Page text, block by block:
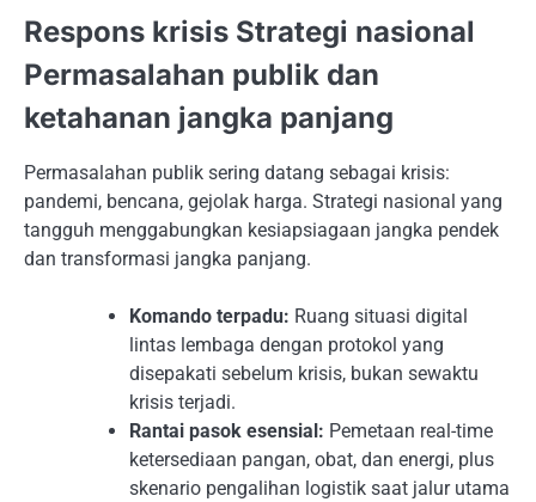
Respons krisis Strategi nasional
Permasalahan publik dan
ketahanan jangka panjang
Permasalahan publik sering datang sebagai krisis:
pandemi, bencana, gejolak harga. Strategi nasional yang
tangguh menggabungkan kesiapsiagaan jangka pendek
dan transformasi jangka panjang.
Komando terpadu: Ruang situasi digital
lintas lembaga dengan protokol yang
disepakati sebelum krisis, bukan sewaktu
krisis terjadi.
Rantai pasok esensial: Pemetaan real-time
ketersediaan pangan, obat, dan energi, plus
skenario pengalihan logistik saat jalur utama